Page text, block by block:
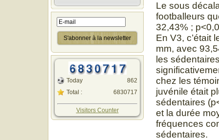
Today
Total :
862
6830717
Visitors Counter
Le sous
footballeurs
32,43% ;
En V3, c’était
mm, avec
les
chez les
juvénile était
sédentaires
et la durée
fréquences
sédentaires.